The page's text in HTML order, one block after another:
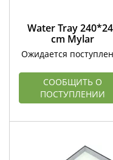
Water Tray
cm Mylar
Ожидается
СООБЩИТЬ О
ПОСТУПЛЕНИИ